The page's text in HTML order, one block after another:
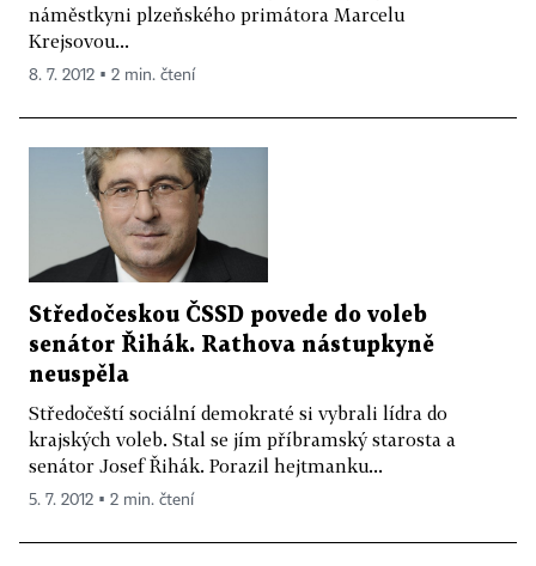
náměstkyni plzeňského primátora Marcelu
Krejsovou...
8. 7. 2012 ▪ 2 min. čtení
Středočeskou ČSSD povede do voleb
senátor Řihák. Rathova nástupkyně
neuspěla
Středočeští sociální demokraté si vybrali lídra do
krajských voleb. Stal se jím příbramský starosta a
senátor Josef Řihák. Porazil hejtmanku...
5. 7. 2012 ▪ 2 min. čtení